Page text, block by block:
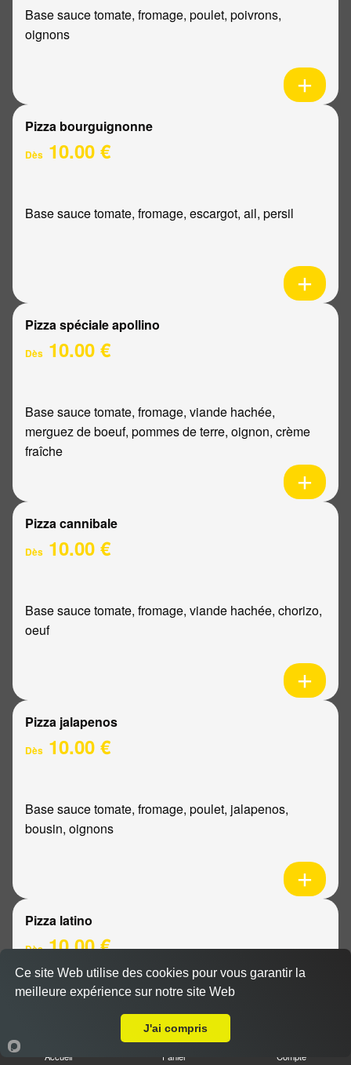
Base sauce tomate, fromage, poulet, poivrons,
oignons
Pizza bourguignonne
Dès 10.00 €
Base sauce tomate, fromage, escargot, ail, persil
Pizza spéciale apollino
Dès 10.00 €
Base sauce tomate, fromage, viande hachée,
merguez de boeuf, pommes de terre, oignon, crème
fraîche
Pizza cannibale
Dès 10.00 €
Base sauce tomate, fromage, viande hachée, chorizo,
oeuf
Pizza jalapenos
Dès 10.00 €
Base sauce tomate, fromage, poulet, jalapenos,
bousin, oignons
Pizza latino
Dès10.00 €
Accueil Panier Compte
Ce site Web utilise des cookies pour vous garantir la
meilleure expérience sur notre site Web
J'ai compris